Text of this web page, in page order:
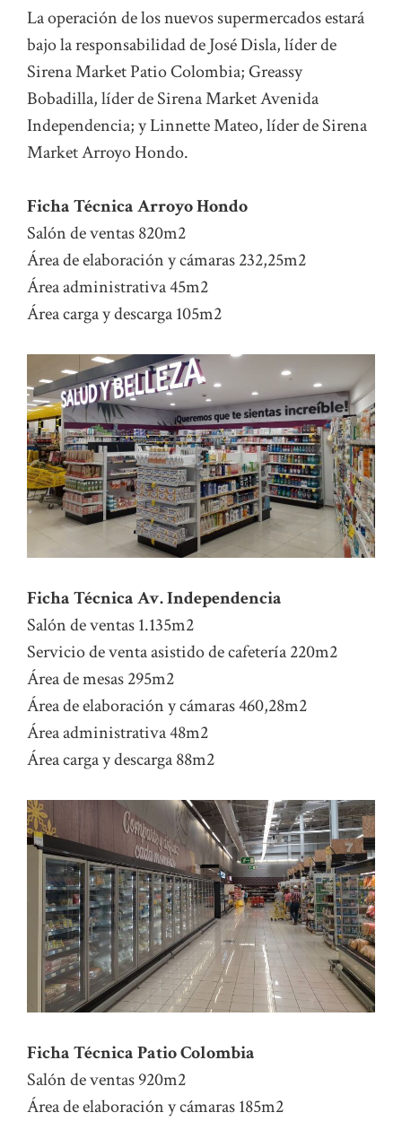
La operación de los nuevos supermercados estará
bajo la responsabilidad de José Disla, líder de
Sirena Market Patio Colombia; Greassy
Bobadilla, líder de Sirena Market Avenida
Independencia; y Linnette Mateo, líder de Sirena
Market Arroyo Hondo.
Ficha Técnica Arroyo Hondo
Salón de ventas 820m2
Área de elaboración y cámaras 232,25m2
Área administrativa 45m2
Área carga y descarga 105m2
Ficha Técnica Av. Independencia
Salón de ventas 1.135m2
Servicio de venta asistido de cafetería 220m2
Área de mesas 295m2
Área de elaboración y cámaras 460,28m2
Área administrativa 48m2
Área carga y descarga 88m2
Ficha Técnica Patio Colombia
Salón de ventas 920m2
Área de elaboración y cámaras 185m2